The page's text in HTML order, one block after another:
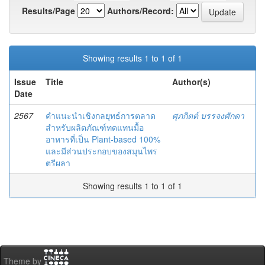
Results/Page
Authors/Record:
Showing results 1 to 1 of 1
Issue
Date
Title Author(s)
2567
คำแนะนำเชิงกลยุทธ์การตลาด
สำหรับผลิตภัณฑ์ทดแทนมื้อ
อาหารที่เป็น Plant-based 100%
และมีส่วนประกอบของสมุนไพร
ตรีผลา
ศุภกิตต์ บรรจงศักดา
Showing results 1 to 1 of 1
Theme by